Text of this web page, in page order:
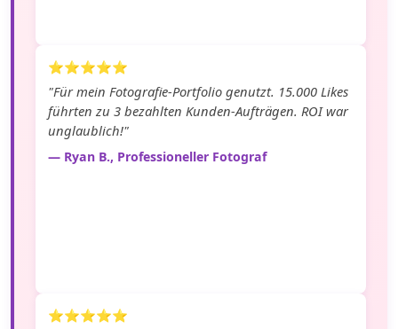
⭐⭐⭐⭐⭐
"Für mein Fotografie-Portfolio genutzt. 15.000 Likes
führten zu 3 bezahlten Kunden-Aufträgen. ROI war
unglaublich!"
— Ryan B., Professioneller Fotograf
⭐⭐⭐⭐⭐